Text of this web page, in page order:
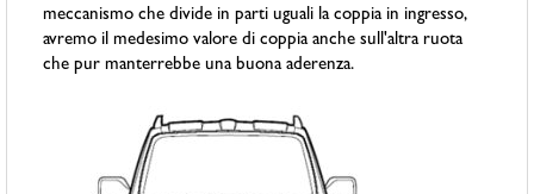
meccanismo che divide in parti uguali la coppia in ingresso,
avremo il medesimo valore di coppia anche sull'altra ruota
che pur manterrebbe una buona aderenza.